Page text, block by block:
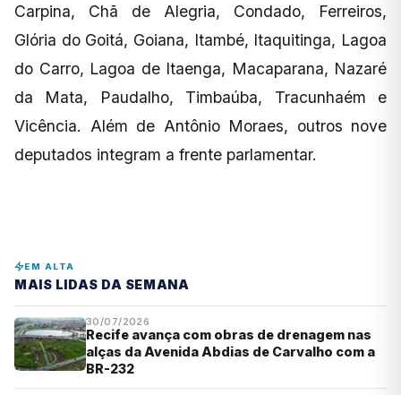
Carpina, Chã de Alegria, Condado, Ferreiros,
Glória do Goitá, Goiana, Itambé, Itaquitinga, Lagoa
do Carro, Lagoa de Itaenga, Macaparana, Nazaré
da Mata, Paudalho, Timbaúba, Tracunhaém e
Vicência. Além de Antônio Moraes, outros nove
deputados integram a frente parlamentar.
EM ALTA
MAIS LIDAS DA SEMANA
30/07/2026
Recife avança com obras de drenagem nas
alças da Avenida Abdias de Carvalho com a
BR-232